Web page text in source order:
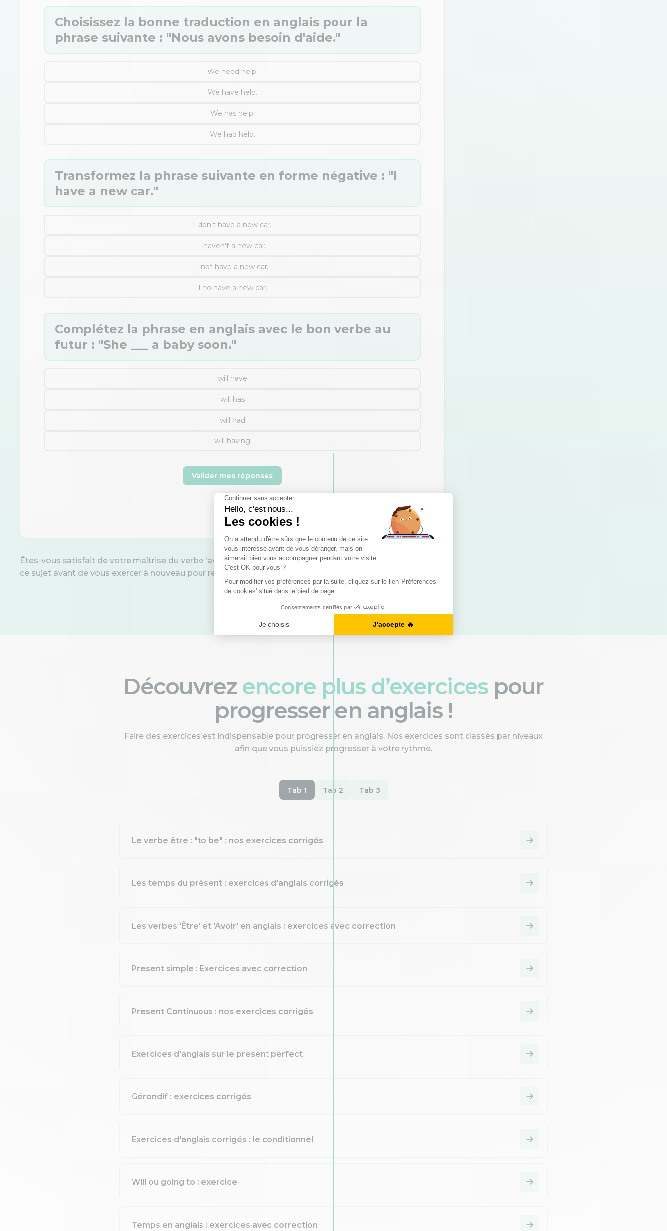
Choisissez la bonne traduction en anglais pour la
phrase suivante : "Nous avons besoin d'aide."
We need help.
We have help.
We has help.
We had help.
Transformez la phrase suivante en forme négative : "I
have a new car."
I don't have a new car.
I haven't a new car.
I not have a new car.
I no have a new car.
Complétez la phrase en anglais avec le bon verbe au
futur : "She ___ a baby soon."
will have
will has
will had
will having
Valider mes réponses
Êtes-vous satisfait de votre maîtrise du verbe 'avoir' ? Si ce n'est pas le cas, retournez réviser le cours sur
ce sujet avant de vous exercer à nouveau pour renforcer votre compréhension.
Découvrez encore plus d’exercicespour
progresser en anglais !
Faire des exercices est indispensable pour progresser en anglais. Nos exercices sont classés par niveaux
afin que vous puissiez progresser à votre rythme.
Tab 1 Tab 2 Tab 3
Le verbe être : "to be" : nos exercices corrigés
Les temps du présent : exercices d'anglais corrigés
Les verbes 'Être' et 'Avoir' en anglais : exercices avec correction
Present simple : Exercices avec correction
Present Continuous : nos exercices corrigés
Exercices d'anglais sur le present perfect
Gérondif : exercices corrigés
Exercices d'anglais corrigés : le conditionnel
Will ou going to : exercice
Temps en anglais : exercices avec correction